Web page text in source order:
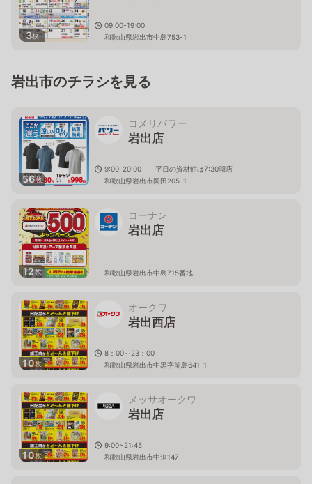
3枚
09:00-19:00
和歌山県岩出市中島753-1
岩出市のチラシを見る
56枚
コメリパワー
岩出店
9:00-20:00 平日の資材館は7:30開店
和歌山県岩出市岡田205-1
12枚
コーナン
岩出店
和歌山県岩出市中島715番地
10枚
オークワ
岩出西店
8：00～23：00
和歌山県岩出市中黒字前島641-1
10枚
メッサオークワ
岩出店
9:00~21:45
和歌山県岩出市中迫147